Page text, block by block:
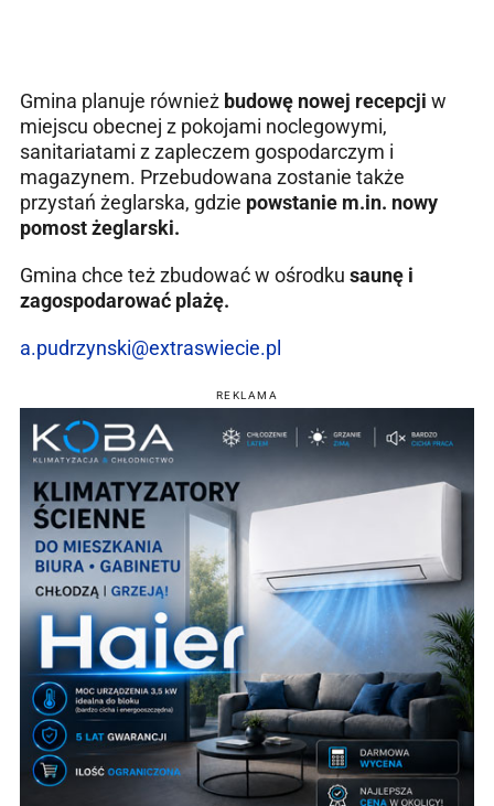
Gmina planuje również budowę nowej recepcji w
miejscu obecnej z pokojami noclegowymi,
sanitariatami z zapleczem gospodarczym i
magazynem. Przebudowana zostanie także
przystań żeglarska, gdzie powstanie m.in. nowy
pomost żeglarski.
Gmina chce też zbudować w ośrodku saunę i
zagospodarować plażę.
a.pudrzynski@extraswiecie.pl
REKLAMA